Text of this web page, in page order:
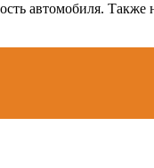
автомобиля. Также